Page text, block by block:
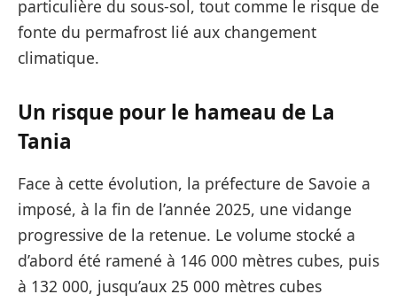
particulière du sous-sol, tout comme le risque de
fonte du permafrost lié aux changement
climatique.
Un risque pour le hameau de La
Tania
Face à cette évolution, la préfecture de Savoie a
imposé, à la fin de l’année 2025, une vidange
progressive de la retenue. Le volume stocké a
d’abord été ramené à 146 000 mètres cubes, puis
à 132 000, jusqu’aux 25 000 mètres cubes